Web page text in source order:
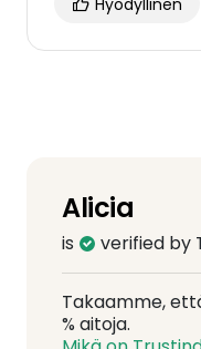
Hyödyllinen
Alicia
is verified by
Takaamme,
% aitoja.